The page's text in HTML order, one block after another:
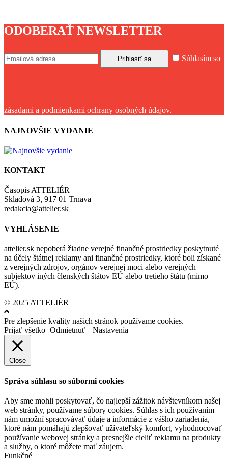
ODOBERAŤ NEWSLETTER
Súhlasím so
zásadami a podmienkami ochrany osobných údajov.
NAJNOVŠIE VYDANIE
KONTAKT
Časopis ATTELIÉR
Skladová 3, 917 01 Trnava
redakcia@attelier.sk
VYHLÁSENIE
attelier.sk nepoberá žiadne verejné finančné prostriedky poskytnuté
na účely štátnej reklamy ani finančné prostriedky, ktoré boli získané
z verejných zdrojov, orgánov verejnej moci alebo verejných
subjektov iných členských štátov EÚ alebo tretieho štátu (mimo
EÚ).
© 2025 ATTELIÉR
Pre zlepšenie kvality našich stránok používame cookies.
Prijať všetko Odmietnuť Nastavenia
Close
Správa súhlasu so súbormi cookies
Aby sme mohli poskytovať, čo najlepší zážitok návštevníkom našej
web stránky, používame súbory cookies. Súhlas s ich používaním
nám umožní spracovávať údaje a informácie z vášho zariadenia,
ktoré nám pomáhajú zlepšovať užívateľský komfort, vyhodnocovať
používanie webovej stránky a presnejšie cieliť reklamu na produkty
a služby, o ktoré môžete mať záujem.
Funkčné